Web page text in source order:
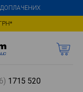
1715 520